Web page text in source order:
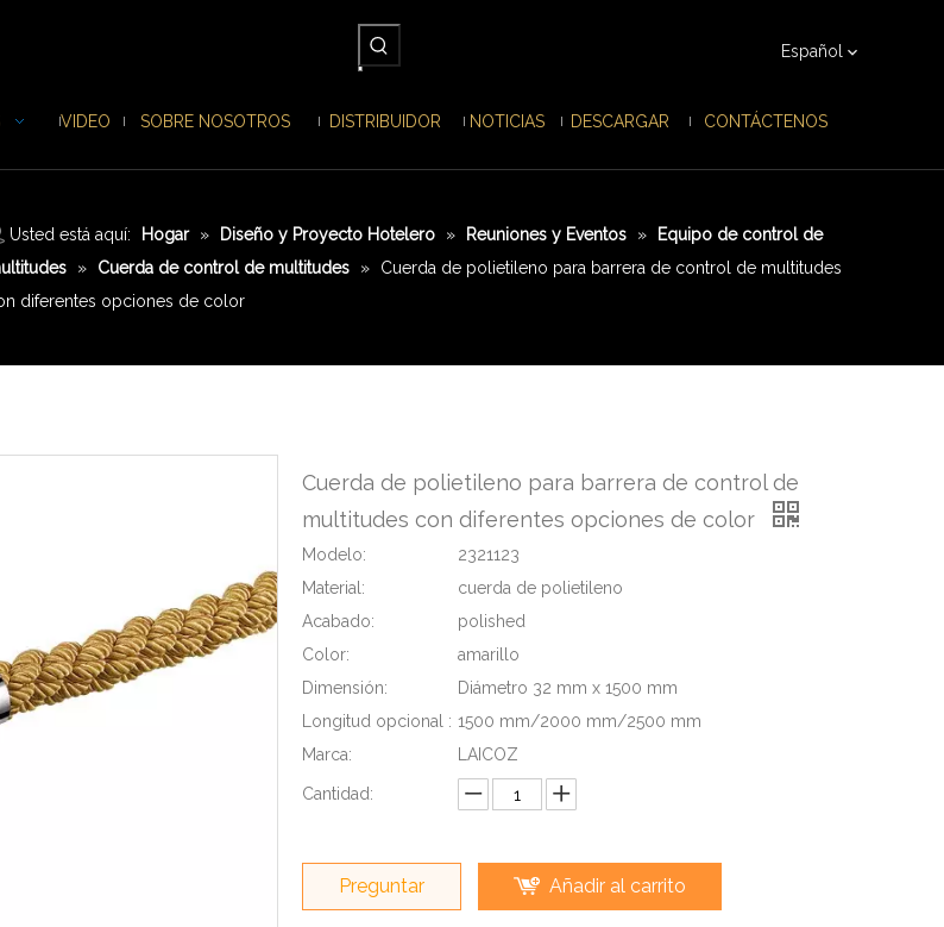
Español
VIDEO SOBRE NOSOTROS DISTRIBUIDOR NOTICIAS DESCARGAR CONTÁCTENOS
Usted está aquí: Hogar » Diseño y Proyecto Hotelero » Reuniones y Eventos »
Equipo de control de
» Cuerda de control de multitudes »
Cuerda de polietileno para barrera de control de multitudes
diferentes opciones de color
Cuerda de polietileno para barrera de control de
multitudes con diferentes opciones de color
Modelo:
2321123
Material:
cuerda de polietileno
Acabado:
polished
Color:
amarillo
Dimensión:
Diámetro 32 mm x 1500 mm
Longitud opcional : 1500 mm/2000 mm/2500 mm
Marca:
LAICOZ
Cantidad:
Preguntar Añadir al carrito